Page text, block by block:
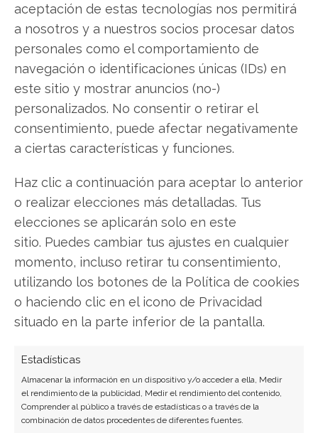
aceptación de estas tecnologías nos permitirá
a nosotros y a nuestros socios procesar datos
personales como el comportamiento de
navegación o identificaciones únicas (IDs) en
este sitio y mostrar anuncios (no-)
personalizados. No consentir o retirar el
consentimiento, puede afectar negativamente
a ciertas características y funciones.
Haz clic a continuación para aceptar lo anterior
o realizar elecciones más detalladas. Tus
elecciones se aplicarán solo en este
sitio. Puedes cambiar tus ajustes en cualquier
momento, incluso retirar tu consentimiento,
utilizando los botones de la Política de cookies
o haciendo clic en el icono de Privacidad
situado en la parte inferior de la pantalla.
Estadísticas
Almacenar la información en un dispositivo y/o acceder a ella, Medir
el rendimiento de la publicidad, Medir el rendimiento del contenido,
Comprender al público a través de estadísticas o a través de la
combinación de datos procedentes de diferentes fuentes.
Los últimos resultados de Netflix son
contundentes: Acción inmediata requerida para
los inversores de Netflix. ¿Merece la pena
invertir o es momento de vender? En el Análisis
gratuito actual del 8 de agosto descubrirá
exactamente qué hacer.
Netflix: ¿Comprar o vender? ¡Lee más aquí!
Netflix
Compartir este artículo
Twitter
LinkedIn
Copiar enlace